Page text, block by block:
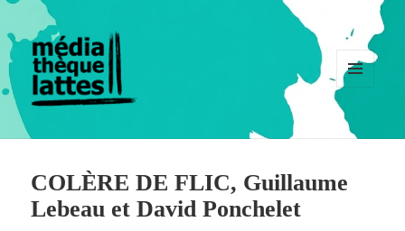
MENU
WIDGETS
COLÈRE DE FLIC, Guillaume
Lebeau et David Ponchelet